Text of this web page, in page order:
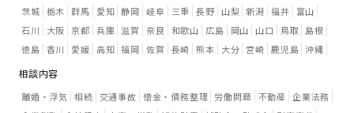
茨城 栃木 群馬 愛知 静岡 岐阜 三重 長野 山梨 新潟 福井
富山
石川
大阪 京都 兵庫 滋賀 奈良 和歌山 広島 岡山 山口 鳥取
島根
徳島 香川 愛媛 高知 福岡 佐賀 長崎 熊本 大分 宮崎 鹿児島 沖縄
相談内容
離婚・浮気 相続 交通事故 借金・債務整理 労働問題 不動産 企業法務